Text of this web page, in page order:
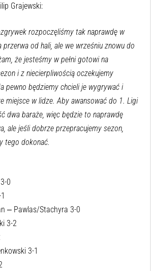
Grajewski:
rozpoczęliśmy tak naprawdę w
przerwa od hali, ale we wrześniu znowu do
że jesteśmy w pełni gotowi na
i z niecierpliwością oczekujemy
pewno będziemy chcieli je wygrywać i
miejsce w lidze. Aby awansować do 1. Ligi
dwa baraże, więc będzie to naprawdę
ale jeśli dobrze przepracujemy sezon,
tego dokonać.
0
‒ Pawlas/Stachyra 3-0
3-2
3-1